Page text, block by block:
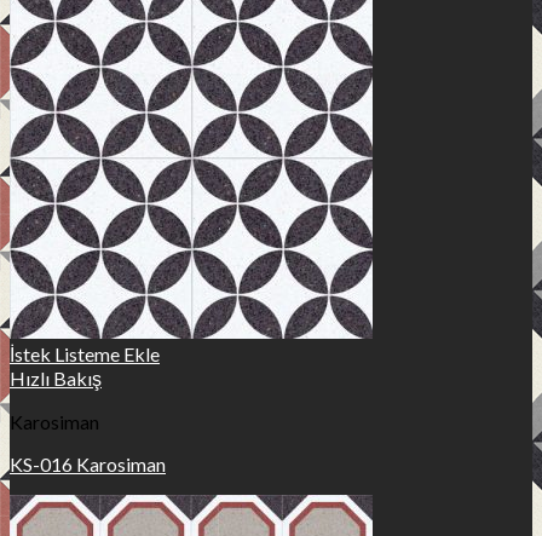
İstek Listeme Ekle
Hızlı Bakış
Karosiman
KS-016 Karosiman